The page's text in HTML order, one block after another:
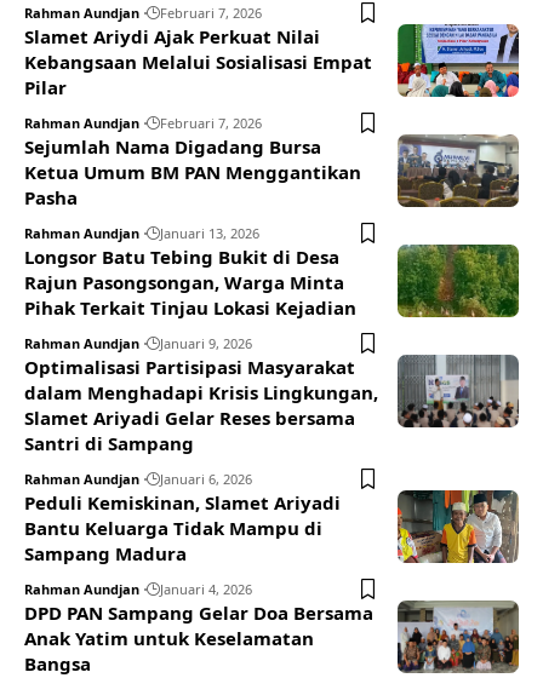
Rahman Aundjan Februari 7, 2026
Slamet Ariydi Ajak Perkuat Nilai
Kebangsaan Melalui Sosialisasi Empat
Pilar
Rahman Aundjan Februari 7, 2026
Sejumlah Nama Digadang Bursa
Ketua Umum BM PAN Menggantikan
Pasha
Rahman Aundjan Januari 13, 2026
Longsor Batu Tebing Bukit di Desa
Rajun Pasongsongan, Warga Minta
Pihak Terkait Tinjau Lokasi Kejadian
Rahman Aundjan Januari 9, 2026
Optimalisasi Partisipasi Masyarakat
dalam Menghadapi Krisis Lingkungan,
Slamet Ariyadi Gelar Reses bersama
Santri di Sampang
Rahman Aundjan Januari 6, 2026
Peduli Kemiskinan, Slamet Ariyadi
Bantu Keluarga Tidak Mampu di
Sampang Madura
Rahman Aundjan Januari 4, 2026
DPD PAN Sampang Gelar Doa Bersama
Anak Yatim untuk Keselamatan
Bangsa